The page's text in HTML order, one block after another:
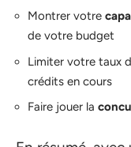
Montrer votre
de votre budget
Limiter votre taux
crédits en cours
Faire jouer la